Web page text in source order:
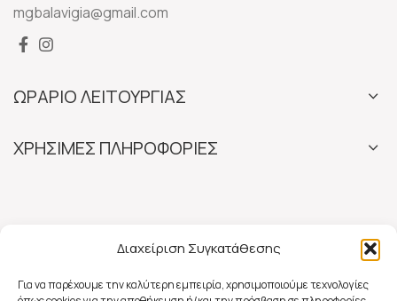
Διαχείριση Συγκατάθεσης
Για να παρέχουμε την καλύτερη εμπειρία, χρησιμοποιούμε τεχνολογίες
mgbalavigia@gmail.com
ΩΡΑΡΙΟ ΛΕΙΤΟΥΡΓΙΑΣ
ΧΡΗΣΙΜΕΣ ΠΛΗΡΟΦΟΡΙΕΣ